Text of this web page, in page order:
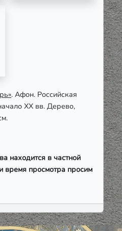
. Афон. Российская
XX вв. Дерево,
находится в частной
время просмотра просим